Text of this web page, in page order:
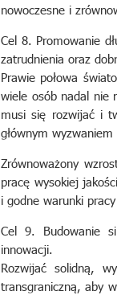
nowoczesne i
Cel 8. Promowanie
zatrudnienia oraz
Prawie połowa
wiele osób nadal nie
musi się rozwijać i
głównym
Zrównoważony
pracę wysokiej
i godne warunki
Cel 9. Budowanie
innowacji.
Rozwijać solidną,
transgraniczną, aby